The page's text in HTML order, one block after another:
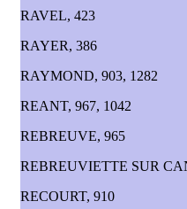
RAVEL, 423
RAYER, 386
RAYMOND, 903, 1282
REANT, 967, 1042
REBREUVE, 965
REBREUVIETTE SUR
RECOURT, 910